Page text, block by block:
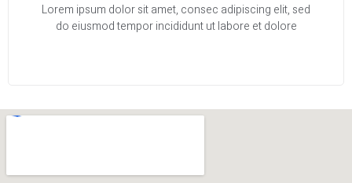
Lorem ipsum dolor sit amet, consec adipiscing elit, sed
do eiusmod tempor incididunt ut labore et dolore